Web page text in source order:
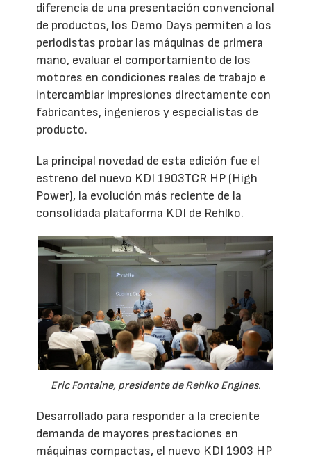
diferencia de una presentación convencional
de productos, los Demo Days permiten a los
periodistas probar las máquinas de primera
mano, evaluar el comportamiento de los
motores en condiciones reales de trabajo e
intercambiar impresiones directamente con
fabricantes, ingenieros y especialistas de
producto.
La principal novedad de esta edición fue el
estreno del nuevo KDI 1903TCR HP (High
Power), la evolución más reciente de la
consolidada plataforma KDI de Rehlko.
Eric Fontaine, presidente de Rehlko Engines.
Desarrollado para responder a la creciente
demanda de mayores prestaciones en
máquinas compactas, el nuevo KDI 1903 HP